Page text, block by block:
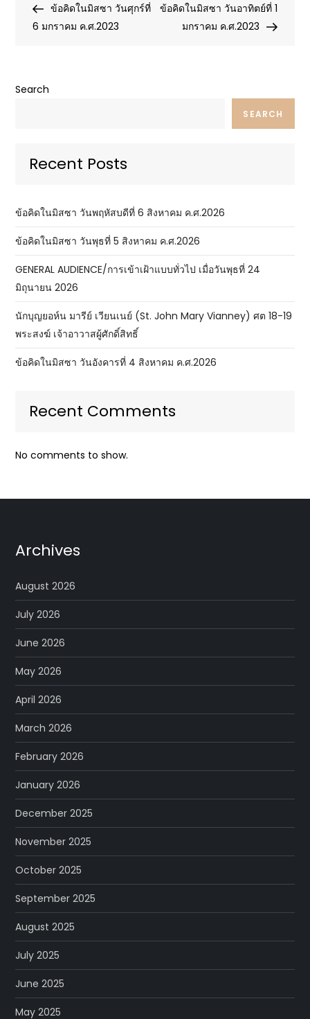
navigation
Postข้อคิดในมิสซา วันศุกร์ที่
6 มกราคม ค.ศ.2023
Post
ข้อคิดในมิสซา วันอาทิตย์ที่ 1
มกราคม ค.ศ.2023
Search
SEARCH
Recent Posts
ข้อคิดในมิสซา วันพฤหัสบดีที่ 6 สิงหาคม ค.ศ.2026
ข้อคิดในมิสซา วันพุธที่ 5 สิงหาคม ค.ศ.2026
GENERAL AUDIENCE/การเข้าเฝ้าแบบทั่วไป เมื่อวันพุธที่ 24
มิถุนายน 2026
นักบุญยอห์น มารีย์ เวียนเนย์ (St. John Mary Vianney) ศต 18-19
พระสงฆ์ เจ้าอาวาสผู้ศักดิ์สิทธิ์
ข้อคิดในมิสซา วันอังคารที่ 4 สิงหาคม ค.ศ.2026
Recent Comments
No comments to show.
Archives
August 2026
July 2026
June 2026
May 2026
April 2026
March 2026
February 2026
January 2026
December 2025
November 2025
October 2025
September 2025
August 2025
July 2025
June 2025
May 2025